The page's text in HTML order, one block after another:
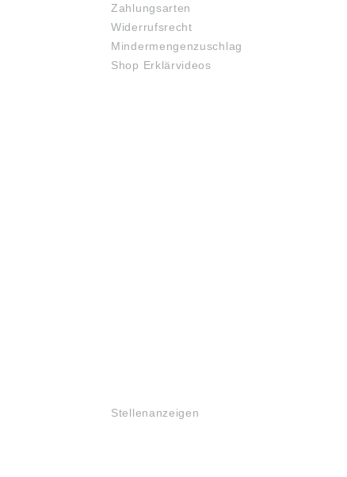
Zahlungsarten
Widerrufsrecht
Mindermengenzuschlag
Shop Erklärvideos
Stellenanzeigen